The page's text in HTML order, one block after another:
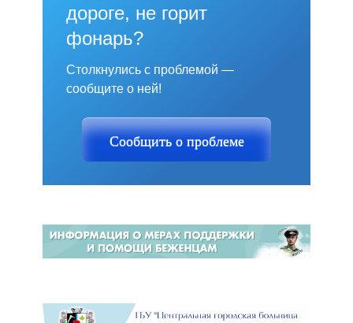
дороге, не горит
фонарь?
Столкнулись с проблемой —
сообщите о ней!
Сообщить о проблеме